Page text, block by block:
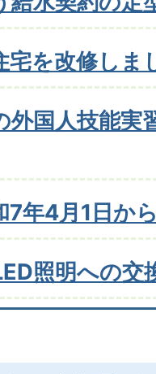
宅を改修しま
外国人技能実
7年4月1日か
照明への交